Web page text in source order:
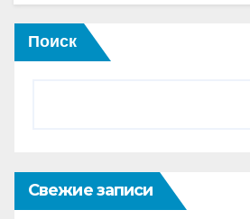
Поиск
Свежие записи